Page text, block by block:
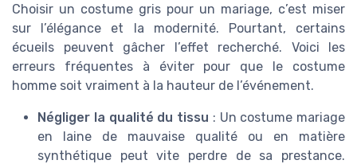
Choisir un costume gris pour un mariage, c’est miser
sur l’élégance et la modernité. Pourtant, certains
écueils peuvent gâcher l’effet recherché. Voici les
erreurs fréquentes à éviter pour que le costume
homme soit vraiment à la hauteur de l’événement.
Négliger la qualité du tissu : Un costume mariage
en laine de mauvaise qualité ou en matière
synthétique peut vite perdre de sa prestance.